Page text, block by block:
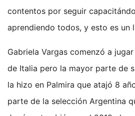
contentos por seguir
aprendiendo todos, y esto es un
Gabriela Vargas comenzó a
de Italia pero la mayor parte de
la hizo en Palmira que atajó 8
parte de la selección Argentina